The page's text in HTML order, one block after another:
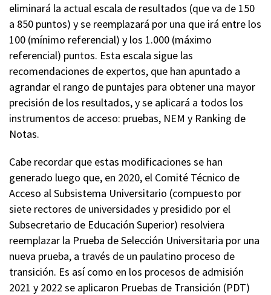
eliminará la actual escala de resultados (que va de 150
a 850 puntos) y se reemplazará por una que irá entre los
100 (mínimo referencial) y los 1.000 (máximo
referencial) puntos. Esta escala sigue las
recomendaciones de expertos, que han apuntado a
agrandar el rango de puntajes para obtener una mayor
precisión de los resultados, y se aplicará a todos los
instrumentos de acceso: pruebas, NEM y Ranking de
Notas.
Cabe recordar que estas modificaciones se han
generado luego que, en 2020, el Comité Técnico de
Acceso al Subsistema Universitario (compuesto por
siete rectores de universidades y presidido por el
Subsecretario de Educación Superior) resolviera
reemplazar la Prueba de Selección Universitaria por una
nueva prueba, a través de un paulatino proceso de
transición. Es así como en los procesos de admisión
2021 y 2022 se aplicaron Pruebas de Transición (PDT)